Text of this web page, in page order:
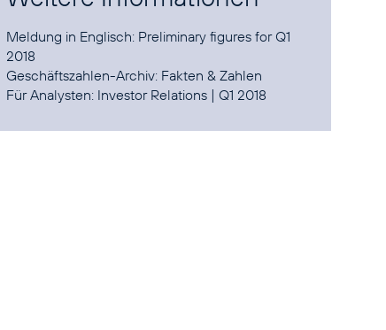
Meldung in Englisch: Preliminary figures for Q1
2018
Geschäftszahlen-Archiv: Fakten & Zahlen
Für Analysten: Investor Relations |Q1 2018